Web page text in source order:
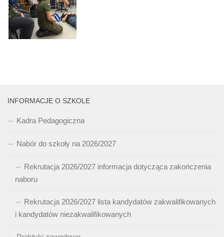
INFORMACJE O SZKOLE
Kadra Pedagogiczna
Nabór do szkoły na 2026/2027
Rekrutacja 2026/2027 informacja dotycząca zakończenia
naboru
Rekrutacja 2026/2027 lista kandydatów zakwalifikowanych
i kandydatów niezakwalifikowanych